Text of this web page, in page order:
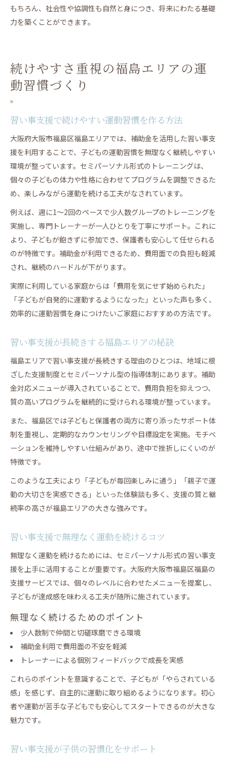
もちろん、社会性や協調性も自然と身につき、将来にわたる基礎
力を築くことができます。
続けやすさ重視の福島エリアの運
動習慣づくり
習い事支援で続けやすい運動習慣を作る方法
大阪府大阪市福島区福島エリアでは、補助金を活用した習い事支
援を利用することで、子どもの運動習慣を無理なく継続しやすい
環境が整っています。セミパーソナル形式のトレーニングは、
個々の子どもの体力や性格に合わせてプログラムを調整できるた
め、楽しみながら運動を続ける工夫がなされています。
例えば、週に1〜2回のペースで少人数グループのトレーニングを
実施し、専門トレーナーが一人ひとりを丁寧にサポート。これに
より、子どもが飽きずに参加でき、保護者も安心して任せられる
のが特徴です。補助金が利用できるため、費用面での負担も軽減
され、継続のハードルが下がります。
実際に利用している家庭からは「費用を気にせず始められた」
「子どもが自発的に運動するようになった」といった声も多く、
効率的に運動習慣を身につけたいご家庭におすすめの方法です。
習い事支援が長続きする福島エリアの秘訣
福島エリアで習い事支援が長続きする理由のひとつは、地域に根
ざした支援制度とセミパーソナル型の指導体制にあります。補助
金対応メニューが導入されていることで、費用負担を抑えつつ、
質の高いプログラムを継続的に受けられる環境が整っています。
また、福島区では子どもと保護者の両方に寄り添ったサポート体
制を重視し、定期的なカウンセリングや目標設定を実施。モチベ
ーションを維持しやすい仕組みがあり、途中で挫折しにくいのが
特徴です。
このような工夫により「子どもが毎回楽しみに通う」「親子で運
動の大切さを実感できる」といった体験談も多く、支援の質と継
続率の高さが福島エリアの大きな強みです。
習い事支援で無理なく運動を続けるコツ
無理なく運動を続けるためには、セミパーソナル形式の習い事支
援を上手に活用することが重要です。大阪府大阪市福島区福島の
支援サービスでは、個々のレベルに合わせたメニューを提案し、
子どもが達成感を味わえる工夫が随所に施されています。
無理なく続けるためのポイント
少人数制で仲間と切磋琢磨できる環境
補助金利用で費用面の不安を軽減
トレーナーによる個別フィードバックで成長を実感
これらのポイントを意識することで、子どもが「やらされている
感」を感じず、自主的に運動に取り組めるようになります。初心
者や運動が苦手な子どもでも安心してスタートできるのが大きな
魅力です。
習い事支援が子供の習慣化をサポート